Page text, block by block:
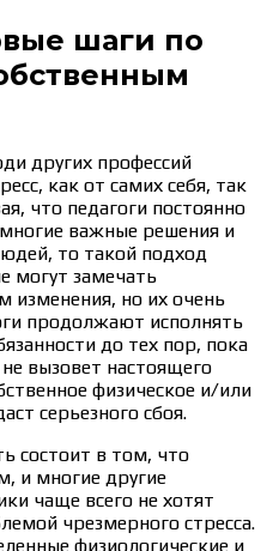
шаги по
других профессий
как от самих себя, так
что педагоги постоянно
многие важные решения и
то такой подход
могут замечать
изменения, но их очень
продолжают исполнять
до тех пор, пока
вызовет настоящего
физическое и/или
серьезного сбоя.
состоит в том, что
и многие другие
чаще всего не хотят
чрезмерного стресса.
физиологические и